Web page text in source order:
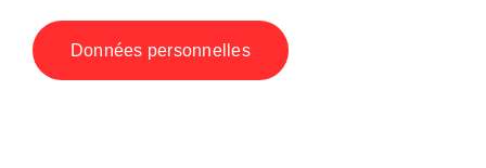
Données personnelles